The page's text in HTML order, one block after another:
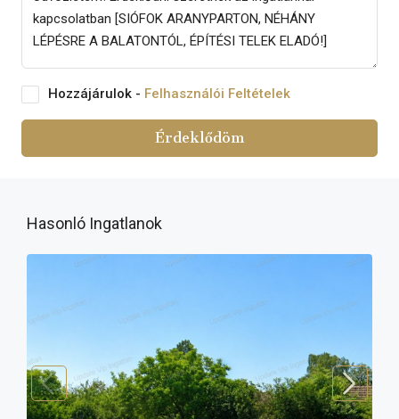
Hozzájárulok - Felhasználói Feltételek
Érdeklődöm
Hasonló Ingatlanok